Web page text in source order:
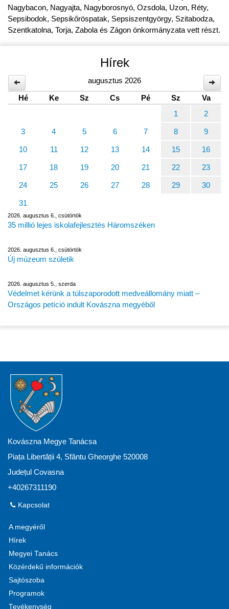
Nagybacon, Nagyajta, Nagyborosnyó, Ozsdola, Uzon, Réty,
Sepsibodok, Sepsikőröspatak, Sepsiszentgyörgy, Szitabodza,
Szentkatolna, Torja, Zabola és Zágon önkormányzata vett részt.
Hírek
augusztus 2026
Hé
Ke Sz Cs Pé Sz
Va
1
2
3 4 5 6 7 8 9
10 11 12 13 14 15 16
17 18 19 20 21 22 23
24 25 26 27 28 29 30
31
2026. augusztus 6., csütörtök
35 millió lejes iskolafejlesztés Háromszéken
2026. augusztus 6., csütörtök
Új múzeum születik
2026. augusztus 5., szerda
Védelmet kérünk a túlszaporodott medveállomány miatt –
Országos petíció indult Kovászna megyéből
Kovászna Megye Tanácsa
Piața Libertății 4, Sfântu Gheorghe 520008
Județul Covasna
+40267311190
Kapcsolat
A megyéről
Hírek
Megyei Tanács
Közérdekű információk
Sajtószoba
Programok
Tevékenység